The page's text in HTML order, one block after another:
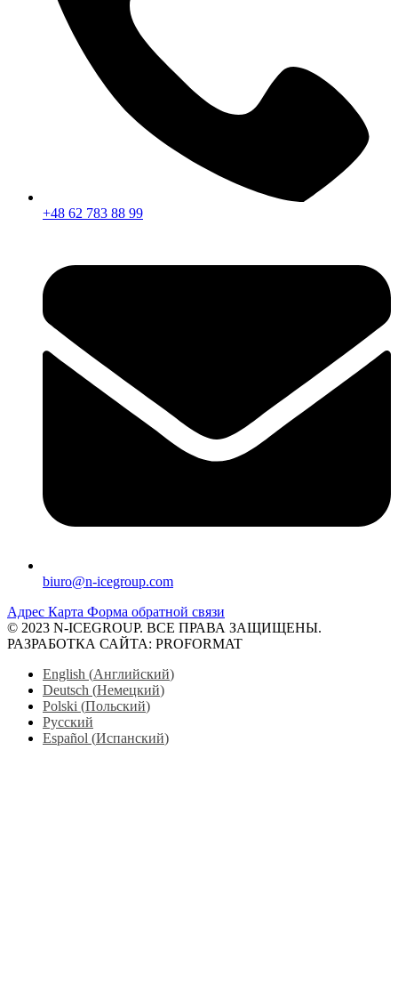
+48 62 783 88 99
biuro@n-icegroup.com
Адрес Карта Форма обратной связи
© 2023 N-ICEGROUP. ВСЕ ПРАВА ЗАЩИЩЕНЫ.
РАЗРАБОТКА САЙТА: PROFORMAT
English (Английский)
Deutsch (Немецкий)
Polski (Польский)
Русский
Español (Испанский)